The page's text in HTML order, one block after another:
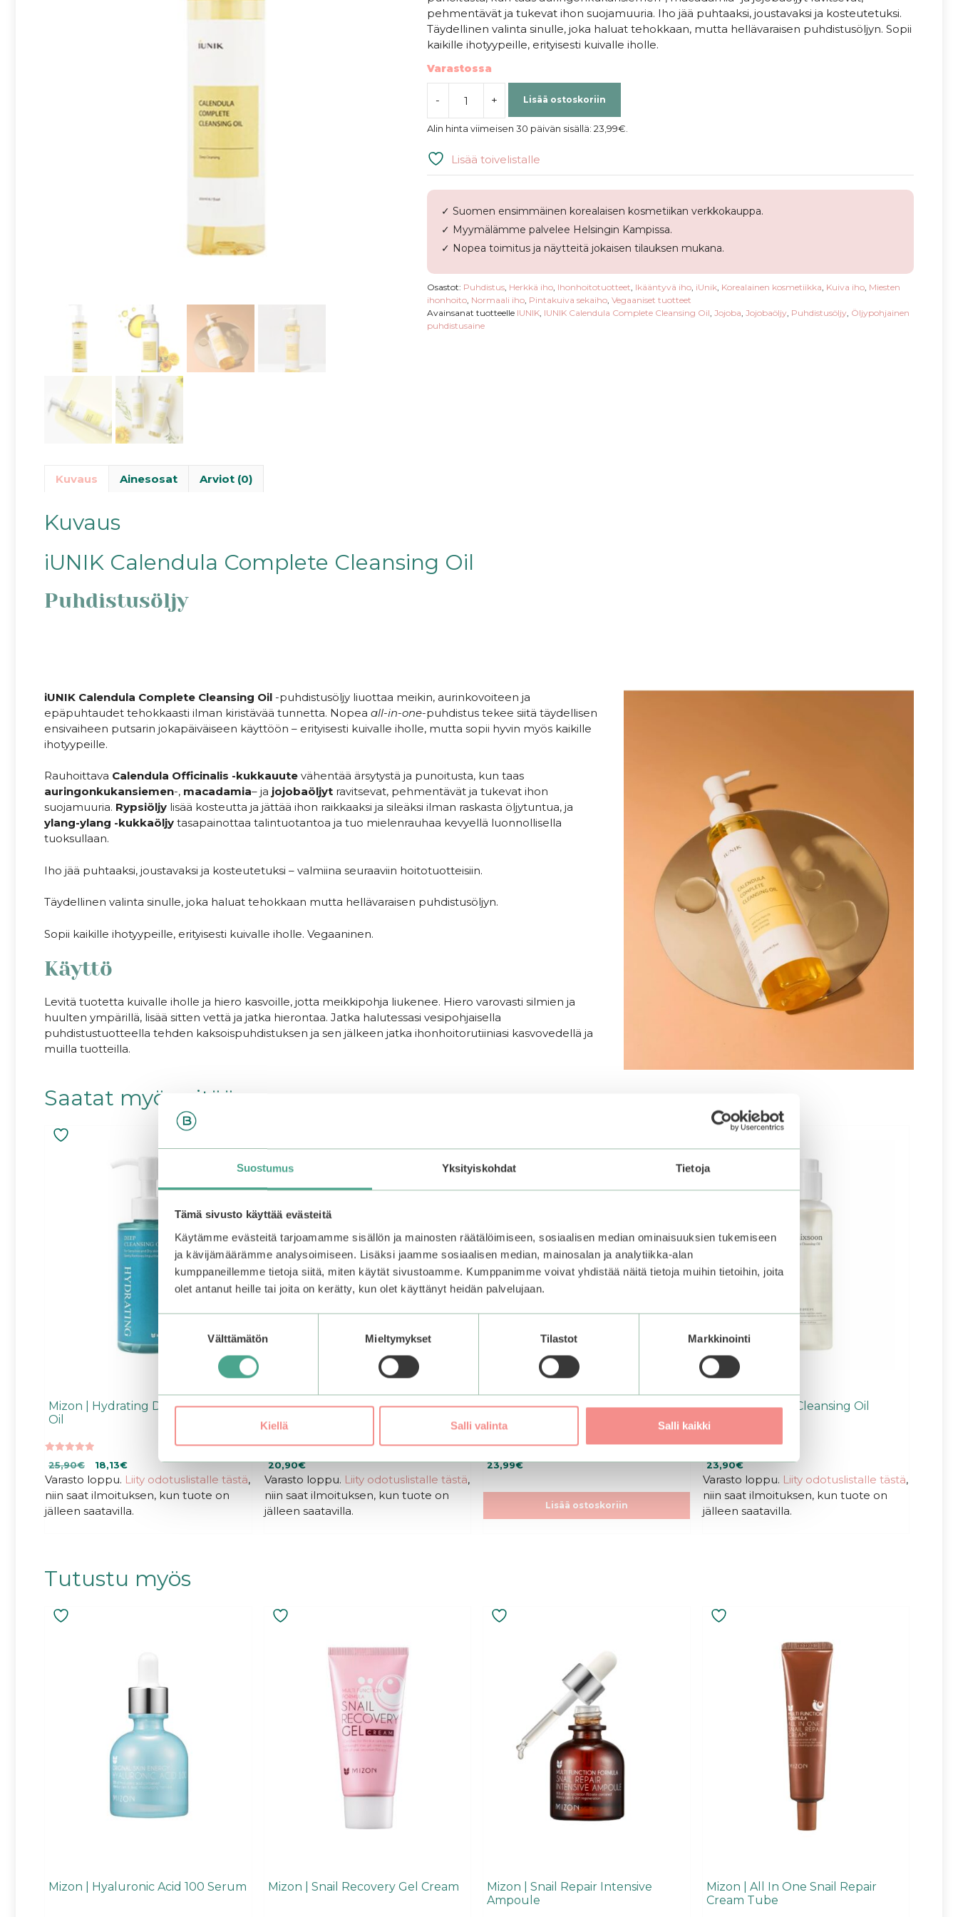
Suostumus Yksityiskohdat Tietoja
Tämä sivusto käyttää evästeitä
Käytämme evästeitä tarjoamamme sisällön ja mainosten räätälöimiseen, sosiaalisen median ominaisuuksien tukemiseen
ja kävijämäärämme analysoimiseen. Lisäksi jaamme sosiaalisen median, mainosalan ja analytiikka-alan
kumppaneillemme tietoja siitä, miten käytät sivustoamme. Kumppanimme voivat yhdistää näitä tietoja muihin tietoihin, joita
olet antanut heille tai joita on kerätty, kun olet käyttänyt heidän palvelujaan.
valinta
Välttämätön Mieltymykset Tilastot Markkinointi
Kiellä Salli valinta Salli kaikki
pehmentävät ja tukevat ihon suojamuuria. Iho jää puhtaaksi, joustavaksi ja kosteutetuksi.
Täydellinen valinta sinulle, joka haluat tehokkaan, mutta hellävaraisen puhdistusöljyn. Sopii
kaikille ihotyypeille, erityisesti kuivalle iholle.
Varastossa
-
|
Complete
Cleansing
+ Lisää ostoskoriin
Alin hinta viimeisen 30 päivän sisällä: 23,99€
Lisää toivelistalle
✓ Suomen ensimmäinen korealaisen kosmetiikan verkkokauppa.
✓ Myymälämme palvelee Helsingin Kampissa.
✓ Nopea toimitus ja näytteitä jokaisen tilauksen mukana.
Osastot: Puhdistus, Herkkä iho, Ihonhoitotuotteet Ikääntyvä iho, iUnik, Korealainen kosmetiikka Kuiva iho, Miesten
ihonhoito, Normaali iho, Pintakuiva sekaiho, Vegaaniset tuotteet
Avainsanat tuotteelle IUNIK, IUNIK Calendula Complete Cleansing Oil Jojoba Jojobaöljy, Puhdistusöljy, Öljypohjainen
puhdistusaine
Kuvaus Ainesosat Arviot (0)
Kuvaus
iUNIK Calendula Complete Cleansing Oil
Puhdistusöljy
iUNIK Calendula Complete Cleansing Oil -puhdistusöljy liuottaa meikin, aurinkovoiteen ja
epäpuhtaudet tehokkaasti ilman kiristävää tunnetta. Nopea all-in-one-puhdistus tekee siitä täydellisen
ensivaiheen putsarin jokapäiväiseen käyttöön – erityisesti kuivalle iholle, mutta sopii hyvin myös kaikille
ihotyypeille.
Rauhoittava Calendula Officinalis -kukkauute vähentää ärsytystä ja punoitusta, kun taas
auringonkukansiemen-, macadamia– ja jojobaöljyt ravitsevat, pehmentävät ja tukevat ihon
suojamuuria. Rypsiöljy lisää kosteutta ja jättää ihon raikkaaksi ja sileäksi ilman raskasta öljytuntua, ja
ylang-ylang -kukkaöljy tasapainottaa talintuotantoa ja tuo mielenrauhaa kevyellä luonnollisella
tuoksullaan.
Iho jää puhtaaksi, joustavaksi ja kosteutetuksi – valmiina seuraaviin hoitotuotteisiin.
Täydellinen valinta sinulle, joka haluat tehokkaan mutta hellävaraisen puhdistusöljyn.
Sopii kaikille ihotyypeille, erityisesti kuivalle iholle. Vegaaninen.
Käyttö
Levitä tuotetta kuivalle iholle ja hiero kasvoille, jotta meikkipohja liukenee. Hiero varovasti silmien ja
huulten ympärillä, lisää sitten vettä ja jatka hierontaa. Jatka halutessasi vesipohjaisella
puhdistustuotteella tehden kaksoispuhdistuksen ja sen jälkeen jatka ihonhoitorutiiniasi kasvovedellä ja
muilla tuotteilla.
Saatat myös pitää...
Mizon | Hydrating Deep Cleansing
Oil
5:stä
25,90€
Alkuperäinen
hinta
oli:
25,90€.
18,13€Nykyinen
hinta
on:
Varasto loppu. Liity odotuslistalle tästä,
niin saat ilmoituksen, kun tuote on
jälleen saatavilla.
Beauty Of Joseon | Ginseng
Cleansing Oil
4.33
5:stä
20,90€
Varasto loppu. Liity odotuslistalle tästä,
niin saat ilmoituksen, kun tuote on
jälleen saatavilla.
Anua | Heartleaf Pore Control
Cleansing Oil
0
5
t
23,99€
Lisää ostoskoriin
mixsoon | Bean Cleansing Oil
3.00
5:stä
23,90€
Varasto loppu. Liity odotuslistalle tästä,
niin saat ilmoituksen, kun tuote on
jälleen saatavilla.
Tutustu myös
Mizon | Hyaluronic Acid 100 Serum Mizon | Snail Recovery Gel Cream
Mizon | Snail Repair Intensive
Ampoule
Mizon | All In One Snail Repair
Cream Tube